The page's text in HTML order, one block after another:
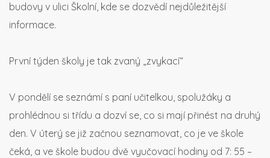
budovy v ulici Školní, kde se dozvědí nejdůležitější
informace.
První týden školy je tak zvaný „zvykací“
V pondělí se seznámí s paní učitelkou, spolužáky a
prohlédnou si třídu a dozví se, co si mají přinést na druhý
den. V úterý se již začnou seznamovat, co je ve škole
čeká, a ve škole budou dvě vyučovací hodiny od 7: 55 –